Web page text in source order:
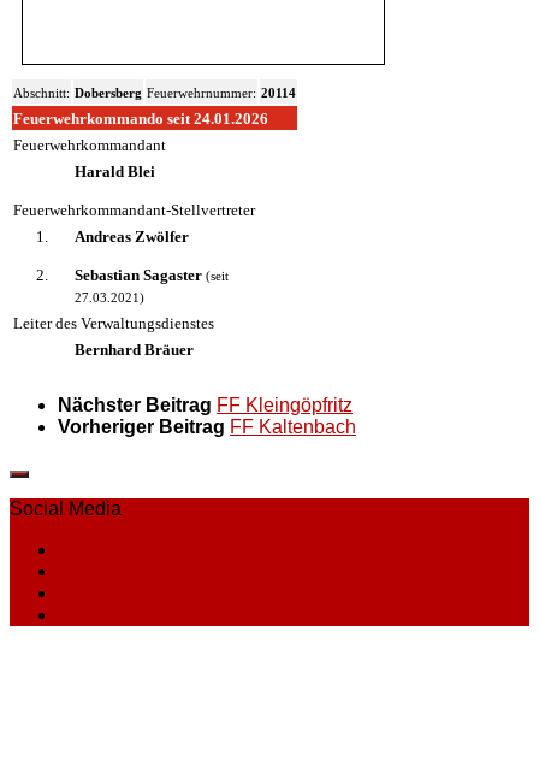
Abschnitt: Dobersberg Feuerwehrnummer: 20114
Feuerwehrkommando seit 24.01.2026
Feuerwehrkommandant
Harald Blei
Feuerwehrkommandant-Stellvertreter
1.
Andreas Zwölfer
2. Sebastian Sagaster (seit
27.03.2021)
Leiter des Verwaltungsdienstes
Bernhard Bräuer
Nächster Beitrag FF Kleingöpfritz
Vorheriger Beitrag FF Kaltenbach
Social Media